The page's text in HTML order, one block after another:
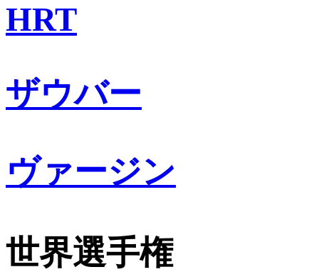
HRT
ザウバー
ヴァージン
世界選手権